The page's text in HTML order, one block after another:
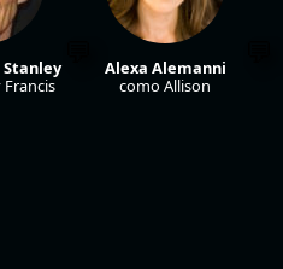
Alexa Alemanni
como Allison